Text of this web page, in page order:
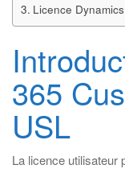
Licence
365
USL
La licence utilisateur